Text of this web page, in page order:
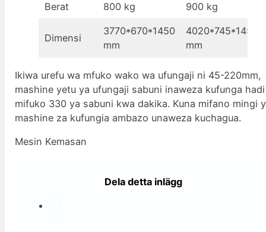
Berat 800 kg 900 kg
Dimensi
3770*670*1450
mm
4020*745*1450
mm
Ikiwa urefu wa mfuko wako wa ufungaji ni 45-220mm,
mashine yetu ya ufungaji sabuni inaweza kufunga hadi
mifuko 330 ya sabuni kwa dakika. Kuna mifano mingi
mashine za kufungia ambazo unaweza kuchagua.
Mesin Kemasan
Dela detta inlägg